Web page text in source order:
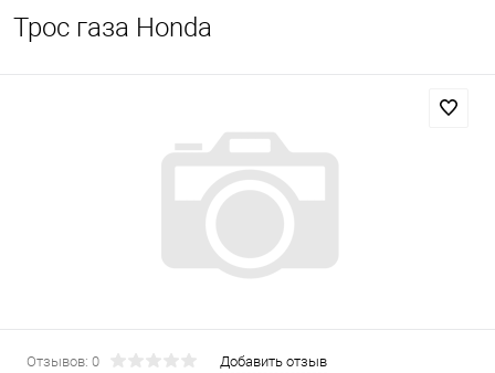
Трос газа Honda
Отзывов: 0 Добавить отзыв